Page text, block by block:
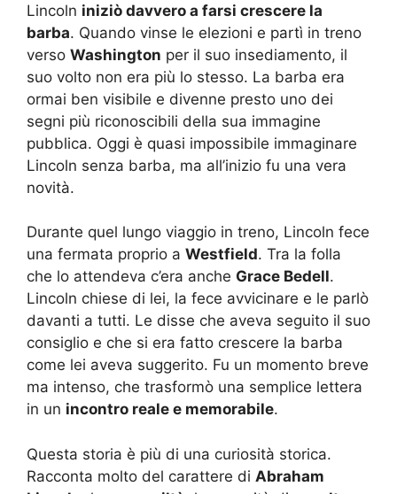
Lincoln iniziò davvero a farsi crescere la
barba. Quando vinse le elezioni e partì in treno
verso Washington per il suo insediamento, il
suo volto non era più lo stesso. La barba era
ormai ben visibile e divenne presto uno dei
segni più riconoscibili della sua immagine
pubblica. Oggi è quasi impossibile immaginare
Lincoln senza barba, ma all’inizio fu una vera
novità.
Durante quel lungo viaggio in treno, Lincoln fece
una fermata proprio a Westfield. Tra la folla
che lo attendeva c’era anche Grace Bedell.
Lincoln chiese di lei, la fece avvicinare e le parlò
davanti a tutti. Le disse che aveva seguito il suo
consiglio e che si era fatto crescere la barba
come lei aveva suggerito. Fu un momento breve
ma intenso, che trasformò una semplice lettera
in un incontro reale e memorabile.
Questa storia è più di una curiosità storica.
Racconta molto del carattere di Abraham